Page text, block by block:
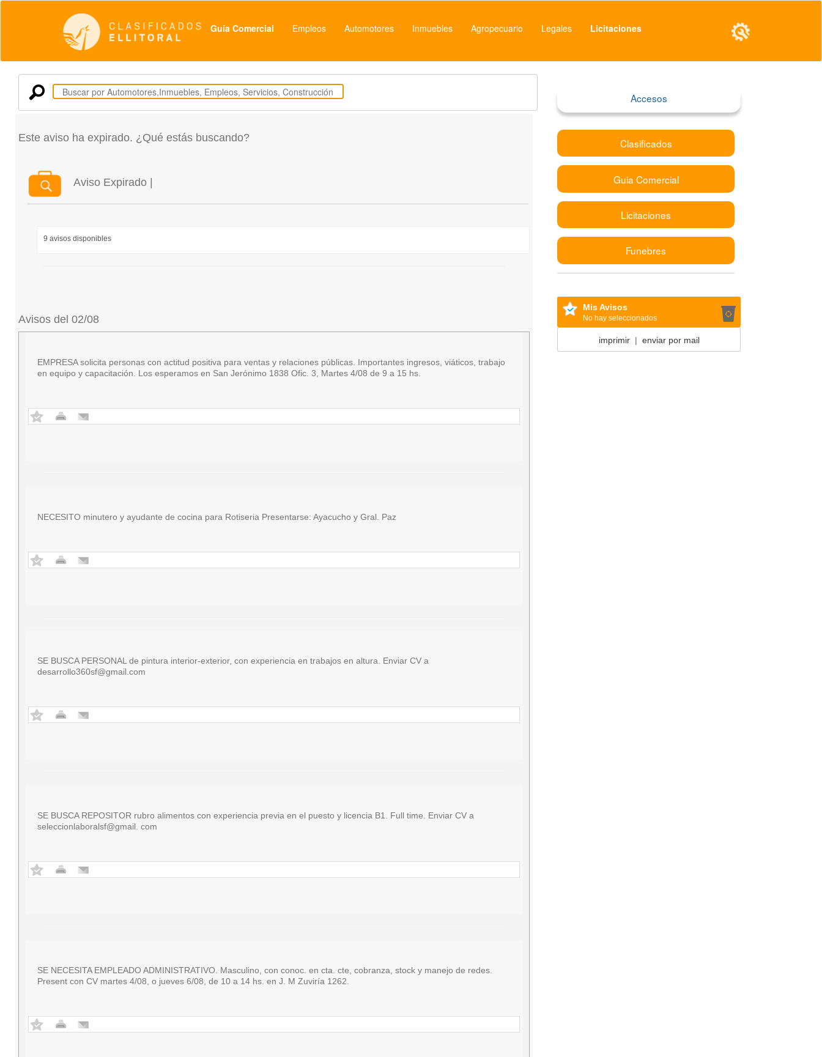
Guía Comercial Empleos Automotores Inmuebles Agropecuario Legales Licitaciones
Este aviso ha expirado. ¿Qué estás buscando?
Aviso Expirado |
9 avisos disponibles
Avisos del 02/08
EMPRESA solicita personas con actitud positiva para ventas y relaciones públicas. Importantes ingresos, viáticos, trabajo
en equipo y capacitación. Los esperamos en San Jerónimo 1838 Ofic. 3, Martes 4/08 de 9 a 15 hs.
NECESITO minutero y ayudante de cocina para Rotiseria Presentarse: Ayacucho y Gral. Paz
SE BUSCA PERSONAL de pintura interior-exterior, con experiencia en trabajos en altura. Enviar CV a
desarrollo360sf@gmail.com
SE BUSCA REPOSITOR rubro alimentos con experiencia previa en el puesto y licencia B1. Full time. Enviar CV a
seleccionlaboralsf@gmail. com
SE NECESITA EMPLEADO ADMINISTRATIVO. Masculino, con conoc. en cta. cte, cobranza, stock y manejo de redes.
Present con CV martes 4/08, o jueves 6/08, de 10 a 14 hs. en J. M Zuviría 1262.
Accesos
Clasificados
Guia Comercial
Licitaciones
Funebres
Mis Avisos
No hay seleccionados
imprimir| enviar por mail